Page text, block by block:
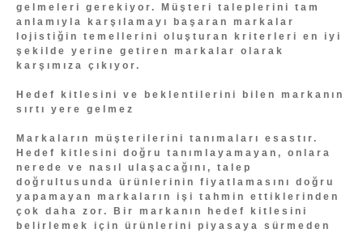
gelmeleri gerekiyor. Müşteri taleplerini tam
anlamıyla karşılamayı başaran markalar
lojistiğin temellerini oluşturan kriterleri en iyi
şekilde yerine getiren markalar olarak
karşımıza çıkıyor.
Hedef kitlesini ve beklentilerini bilen markanın
sırtı yere gelmez
Markaların müşterilerini tanımaları esastır.
Hedef kitlesini doğru tanımlayamayan, onlara
nerede ve nasıl ulaşacağını, talep
doğrultusunda ürünlerinin fiyatlamasını doğru
yapamayan markaların işi tahmin ettiklerinden
çok daha zor. Bir markanın hedef kitlesini
belirlemek için ürünlerini piyasaya sürmeden